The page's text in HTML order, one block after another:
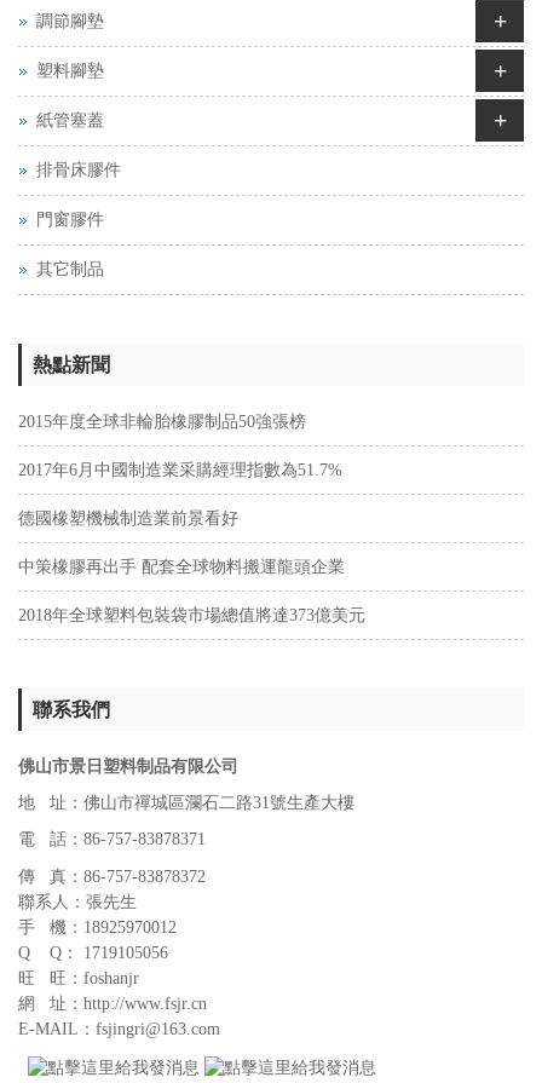
調節腳墊 +
塑料腳墊 +
紙管塞蓋 +
排骨床膠件
門窗膠件
其它制品
熱點新聞
2015年度全球非輪胎橡膠制品50強張榜
2017年6月中國制造業采購經理指數為51.7%
德國橡塑機械制造業前景看好
中策橡膠再出手 配套全球物料搬運龍頭企業
2018年全球塑料包裝袋市場總值將達373億美元
聯系我們
佛山市景日塑料制品有限公司
地 址：佛山市禪城區瀾石二路31號生產大樓
電 話：86-757-83878371
傳 真：86-757-83878372
聯系人：張先生
手 機：18925970012
Q Q： 1719105056
旺 旺：foshanjr
網 址：http://www.fsjr.cn
E-MAIL：fsjingri@163.com